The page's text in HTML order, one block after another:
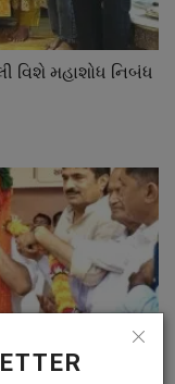
વિશે મહાશોધ નિબંધ